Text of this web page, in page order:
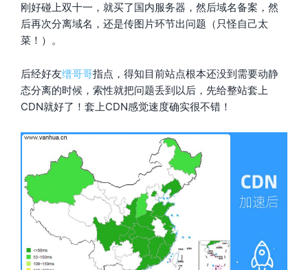
刚好碰上双十一，就买了国内服务器，然后域名备案，然
后再次分离域名，还是传图片环节出问题（只怪自己太
菜！）。
后经好友缙哥哥指点，得知目前站点根本还没到需要动静
态分离的时候，索性就把问题丢到以后，先给整站套上
CDN就好了！套上CDN感觉速度确实很不错！